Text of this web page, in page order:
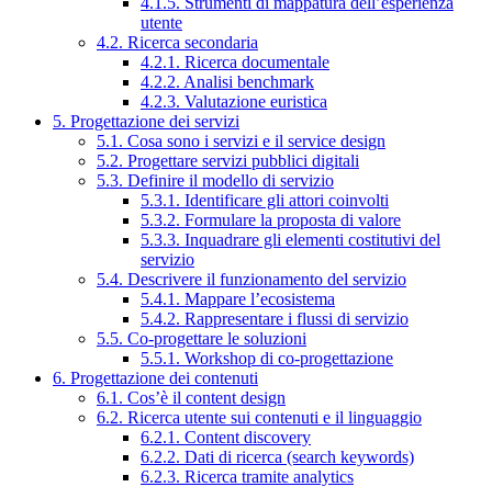
utente
4.2. Ricerca secondaria
4.2.1. Ricerca documentale
4.2.2. Analisi benchmark
4.2.3. Valutazione euristica
5. Progettazione dei servizi
5.1. Cosa sono i servizi e il service design
5.2. Progettare servizi pubblici digitali
5.3. Definire il modello di servizio
5.3.1. Identificare gli attori coinvolti
5.3.2. Formulare la proposta di valore
5.3.3. Inquadrare gli elementi costitutivi del
servizio
5.4. Descrivere il funzionamento del servizio
5.4.1. Mappare l’ecosistema
5.4.2. Rappresentare i flussi di servizio
5.5. Co-progettare le soluzioni
5.5.1. Workshop di co-progettazione
6. Progettazione dei contenuti
6.1. Cos’è il content design
6.2. Ricerca utente sui contenuti e il linguaggio
6.2.1. Content discovery
6.2.2. Dati di ricerca (search keywords)
6.2.3. Ricerca tramite analytics